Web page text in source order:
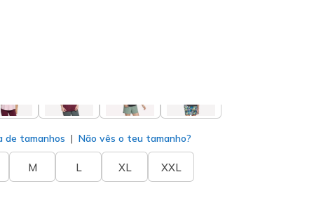
de tamanhos Não vês o teu tamanho?
M L XL XXL